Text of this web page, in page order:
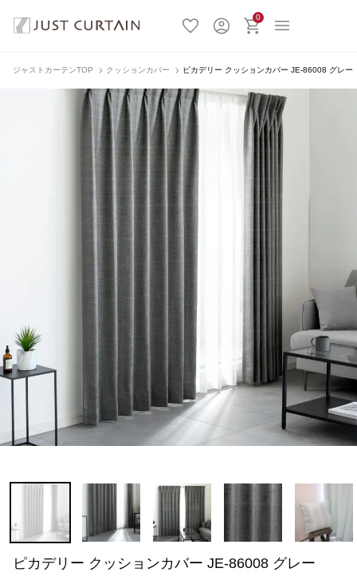
0
ジャストカーテンTOP クッションカバー ピカデリー クッションカバー JE-86008 グレー
ピカデリー クッションカバー JE-86008 グレー